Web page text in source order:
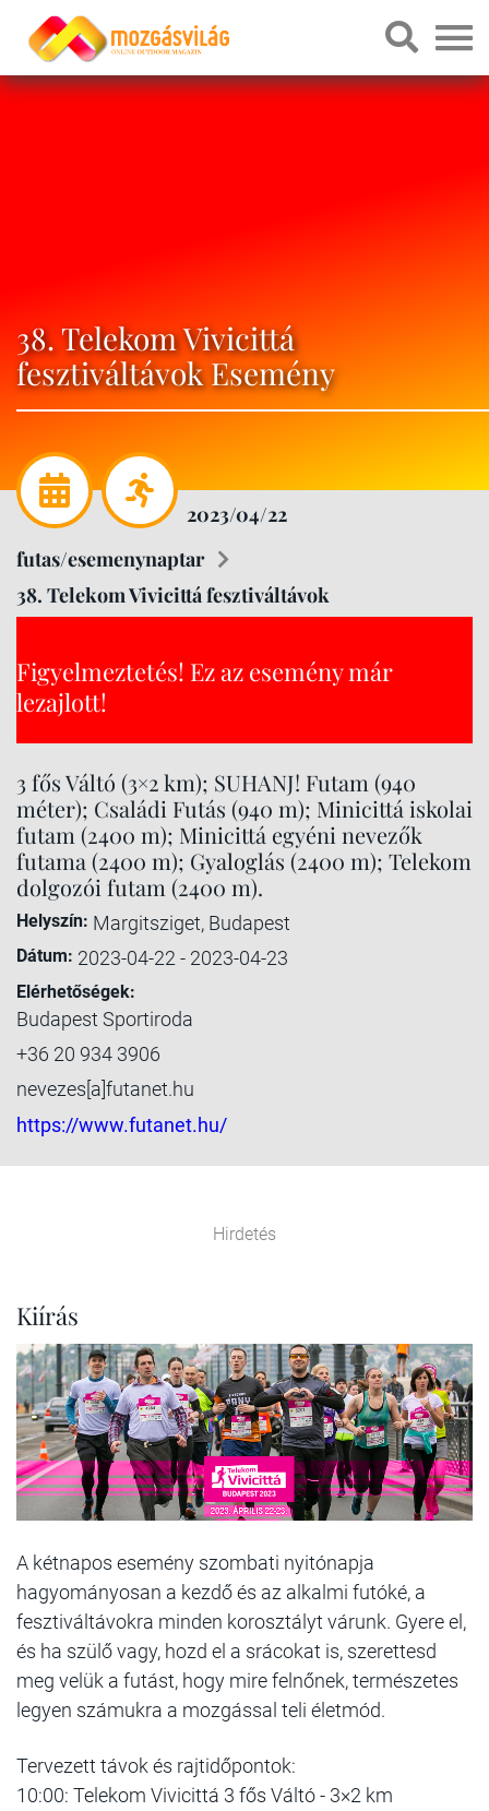
38. Telekom Vivicittá
fesztiváltávok Esemény
2023/04/22
futas/esemenynaptar
38. Telekom Vivicittá fesztiváltávok
Figyelmeztetés! Ez az esemény már
lezajlott!
3 fős Váltó (3×2 km); SUHANJ! Futam (940
méter); Családi Futás (940 m); Minicittá iskolai
futam (2400 m); Minicittá egyéni nevezők
futama (2400 m); Gyaloglás (2400 m); Telekom
dolgozói futam (2400 m).
Helyszín: Margitsziget, Budapest
Dátum: 2023-04-22 - 2023-04-23
Elérhetőségek:
Budapest Sportiroda
+36 20 934 3906
nevezes[a]futanet.hu
https://www.futanet.hu/
Hirdetés
Kiírás
A kétnapos esemény szombati nyitónapja
hagyományosan a kezdő és az alkalmi futóké, a
fesztiváltávokra minden korosztályt várunk. Gyere el,
és ha szülő vagy, hozd el a srácokat is, szerettesd
meg velük a futást, hogy mire felnőnek, természetes
legyen számukra a mozgással teli életmód.
Tervezett távok és rajtidőpontok:
10:00: Telekom Vivicittá 3 fős Váltó - 3×2 km